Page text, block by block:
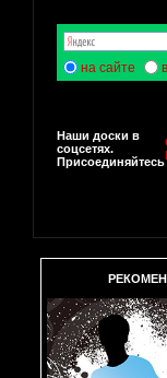
на сайте
Наши доски в
соцсетях.
Присоединяйтесь